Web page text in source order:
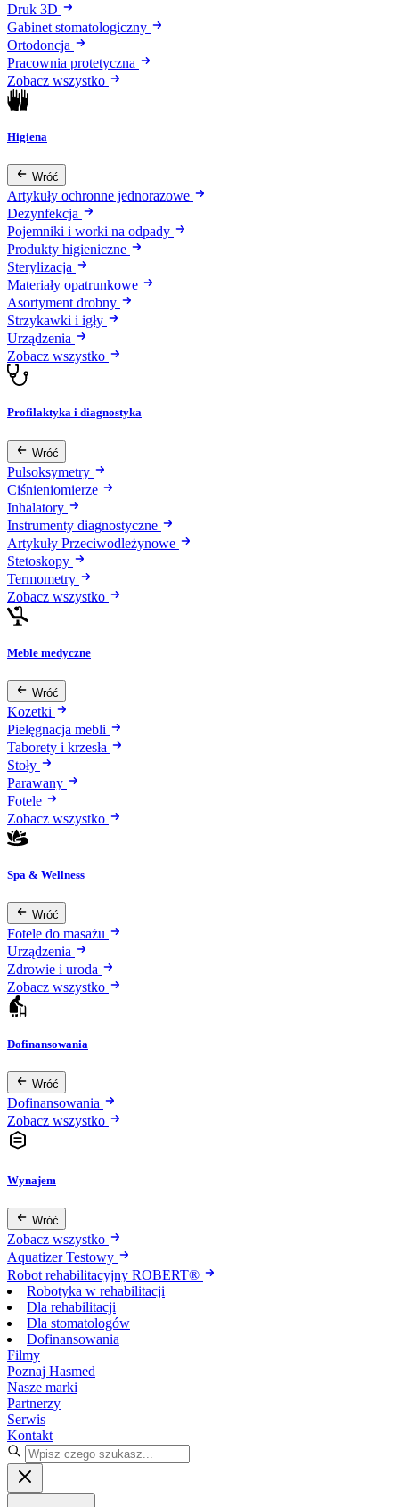
Druk 3D
Gabinet stomatologiczny
Ortodoncja
Pracownia protetyczna
Zobacz wszystko
Higiena
Wróć
Artykuły ochronne jednorazowe
Dezynfekcja
Pojemniki i worki na odpady
Produkty higieniczne
Sterylizacja
Materiały opatrunkowe
Asortyment drobny
Strzykawki i igły
Urządzenia
Zobacz wszystko
Profilaktyka i diagnostyka
Wróć
Pulsoksymetry
Ciśnieniomierze
Inhalatory
Instrumenty diagnostyczne
Artykuły Przeciwodleżynowe
Stetoskopy
Termometry
Zobacz wszystko
Meble medyczne
Wróć
Kozetki
Pielęgnacja mebli
Taborety i krzesła
Stoły
Parawany
Fotele
Zobacz wszystko
Spa & Wellness
Wróć
Fotele do masażu
Urządzenia
Zdrowie i uroda
Zobacz wszystko
Dofinansowania
Wróć
Dofinansowania
Zobacz wszystko
Wynajem
Wróć
Zobacz wszystko
Aquatizer Testowy
Robot rehabilitacyjny ROBERT®
Robotyka w rehabilitacji
Dla rehabilitacji
Dla stomatologów
Dofinansowania
Filmy
Poznaj Hasmed
Nasze marki
Partnerzy
Serwis
Kontakt